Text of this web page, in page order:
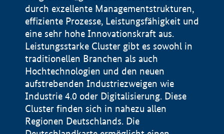
durch exzellente Managementstrukturen,
effiziente Prozesse, Leistungsfähigkeit und
eine sehr hohe Innovationskraft aus.
Leistungsstarke Cluster gibt es sowohl in
traditionellen Branchen als auch
Hochtechnologien und den neuen
aufstrebenden Industriezweigen wie
Industrie 4.0 oder Digitalisierung. Diese
Cluster finden sich in nahezu allen
Regionen Deutschlands. Die